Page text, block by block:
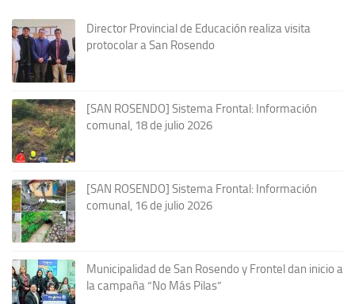
Director Provincial de Educación realiza visita
protocolar a San Rosendo
[SAN ROSENDO] Sistema Frontal: Información
comunal, 18 de julio 2026
[SAN ROSENDO] Sistema Frontal: Información
comunal, 16 de julio 2026
Municipalidad de San Rosendo y Frontel dan inicio a
la campaña “No Más Pilas”